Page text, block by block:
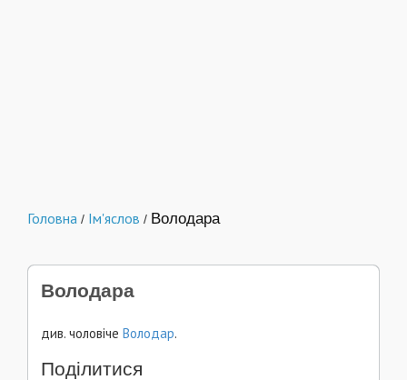
Головна / Ім'яслов / Володара
Володара
див. чоловіче Володар.
Поділитися